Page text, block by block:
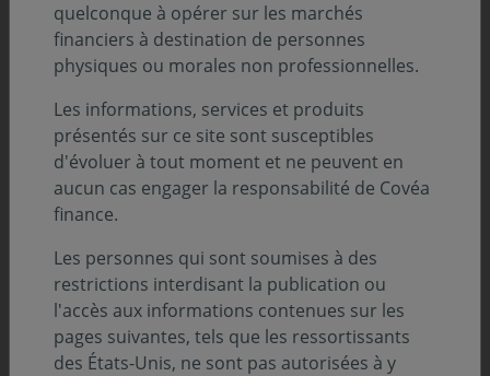
Chiffres clés
Previous 86,8
Md€ d'actifs sous gestion
quelconque à opérer sur les marchés
financiers à destination de personnes
physiques ou morales non professionnelles.
Les informations, services et produits
présentés sur ce site sont susceptibles
d'évoluer à tout moment et ne peuvent en
aucun cas engager la responsabilité de Covéa
finance.
Les personnes qui sont soumises à des
restrictions interdisant la publication ou
l'accès aux informations contenues sur les
pages suivantes, tels que les ressortissants
des États-Unis, ne sont pas autorisées à y